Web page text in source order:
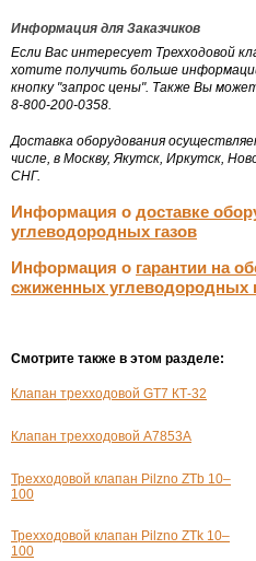
Информация для Заказчиков
Если Вас интересует Трехходовой
хотите получить больше
кнопку "запрос цены". Также Вы
8-800-200-0358.
Доставка оборудования
числе, в Москву, Якутск, Иркутск,
СНГ.
Информация о доставке
углеводородных газов
Информация о гарантии на
сжиженных углеводородных
Смотрите также в этом разделе:
Клапан трехходовой GT7 КТ-32
Клапан трехходовой А7853А
Трехходовой клапан Pilzno ZTb 10–
100
Трехходовой клапан Pilzno ZTk 10–
100